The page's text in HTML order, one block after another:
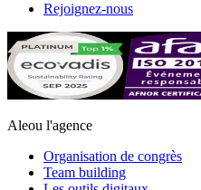
Rejoignez-nous
Aleou l'agence
Organisation de congrès
Team building